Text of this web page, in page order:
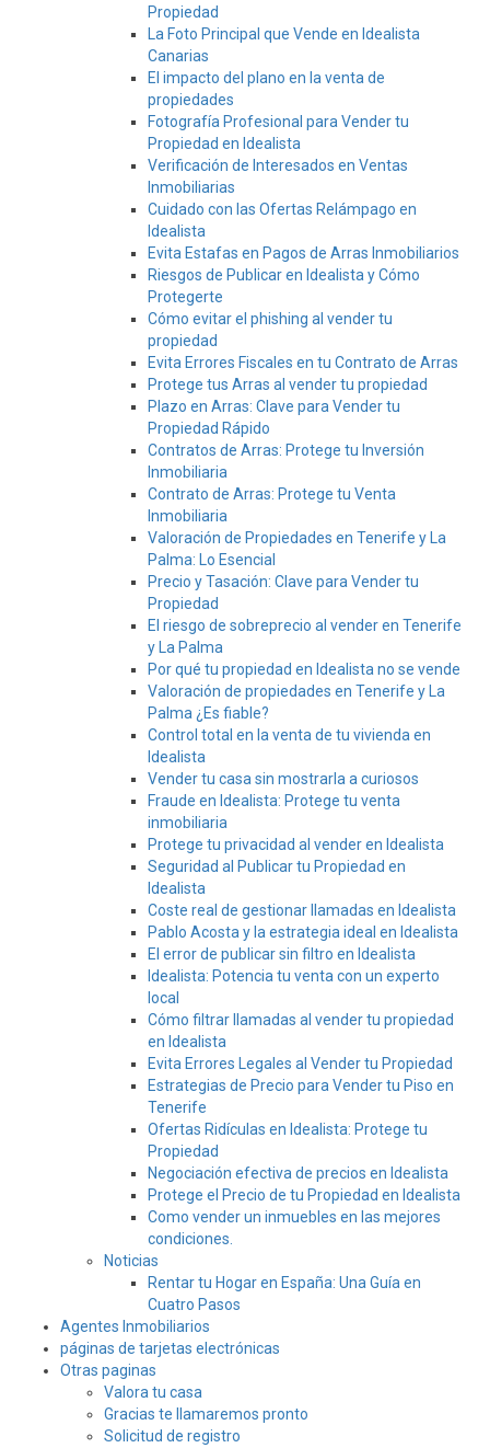
Propiedad
La Foto Principal que Vende en Idealista
Canarias
El impacto del plano en la venta de
propiedades
Fotografía Profesional para Vender tu
Propiedad en Idealista
Verificación de Interesados en Ventas
Inmobiliarias
Cuidado con las Ofertas Relámpago en
Idealista
Evita Estafas en Pagos de Arras Inmobiliarios
Riesgos de Publicar en Idealista y Cómo
Protegerte
Cómo evitar el phishing al vender tu
propiedad
Evita Errores Fiscales en tu Contrato de Arras
Protege tus Arras al vender tu propiedad
Plazo en Arras: Clave para Vender tu
Propiedad Rápido
Contratos de Arras: Protege tu Inversión
Inmobiliaria
Contrato de Arras: Protege tu Venta
Inmobiliaria
Valoración de Propiedades en Tenerife y La
Palma: Lo Esencial
Precio y Tasación: Clave para Vender tu
Propiedad
El riesgo de sobreprecio al vender en Tenerife
y La Palma
Por qué tu propiedad en Idealista no se vende
Valoración de propiedades en Tenerife y La
Palma ¿Es fiable?
Control total en la venta de tu vivienda en
Idealista
Vender tu casa sin mostrarla a curiosos
Fraude en Idealista: Protege tu venta
inmobiliaria
Protege tu privacidad al vender en Idealista
Seguridad al Publicar tu Propiedad en
Idealista
Coste real de gestionar llamadas en Idealista
Pablo Acosta y la estrategia ideal en Idealista
El error de publicar sin filtro en Idealista
Idealista: Potencia tu venta con un experto
local
Cómo filtrar llamadas al vender tu propiedad
en Idealista
Evita Errores Legales al Vender tu Propiedad
Estrategias de Precio para Vender tu Piso en
Tenerife
Ofertas Ridículas en Idealista: Protege tu
Propiedad
Negociación efectiva de precios en Idealista
Protege el Precio de tu Propiedad en Idealista
Como vender un inmuebles en las mejores
condiciones.
Noticias
Rentar tu Hogar en España: Una Guía en
Cuatro Pasos
Agentes Inmobiliarios
páginas de tarjetas electrónicas
Otras paginas
Valora tu casa
Gracias te llamaremos pronto
Solicitud de registro